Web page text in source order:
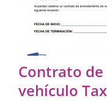
Contrato
vehículo